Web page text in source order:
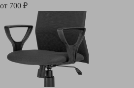
от 700 ₽